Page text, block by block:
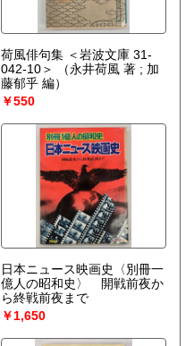
荷風俳句集 ＜岩波文庫 31-
042-10＞
（永井荷風 著 ; 加
藤郁乎 編）
￥550
日本ニュース映画史〈別冊一
億人の昭和史〉 開戦前夜か
ら終戦前夜まで
￥1,650